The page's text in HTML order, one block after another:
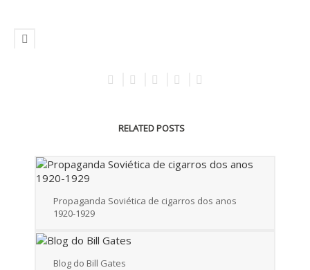
RELATED POSTS
Propaganda Soviética de cigarros dos anos
1920-1929
Blog do Bill Gates